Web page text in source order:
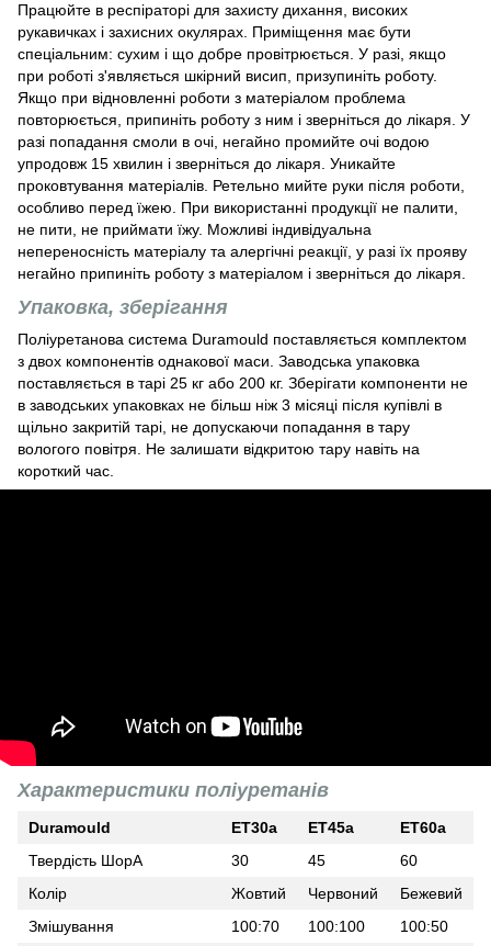
Працюйте в респіраторі для захисту дихання, високих
рукавичках і захисних окулярах. Приміщення має бути
спеціальним: сухим і що добре провітрюється. У разі, якщо
при роботі з'являється шкірний висип, призупиніть роботу.
Якщо при відновленні роботи з матеріалом проблема
повторюється, припиніть роботу з ним і зверніться до лікаря. У
разі попадання смоли в очі, негайно промийте очі водою
упродовж 15 хвилин і зверніться до лікаря. Уникайте
проковтування матеріалів. Ретельно мийте руки після роботи,
особливо перед їжею. При використанні продукції не палити,
не пити, не приймати їжу. Можливі індивідуальна
непереносність матеріалу та алергічні реакції, у разі їх прояву
негайно припиніть роботу з матеріалом і зверніться до лікаря.
Упаковка, зберігання
Поліуретанова система Duramould поставляється комплектом
з двох компонентів однакової маси. Заводська упаковка
поставляється в тарі 25 кг або 200 кг. Зберігати компоненти не
в заводських упаковках не більш ніж 3 місяці після купівлі в
щільно закритій тарі, не допускаючи попадання в тару
вологого повітря. Не залишати відкритою тару навіть на
короткий час.
Характеристики поліуретанів
Duramould ET30a ET45a
ET60a
Твердість ШорА
30 45
60
Колір
Жовтий Червоний
Бежевий
Змішування
100:70 100:100
100:50